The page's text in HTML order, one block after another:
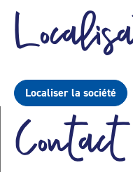
Localiser la société
Contact